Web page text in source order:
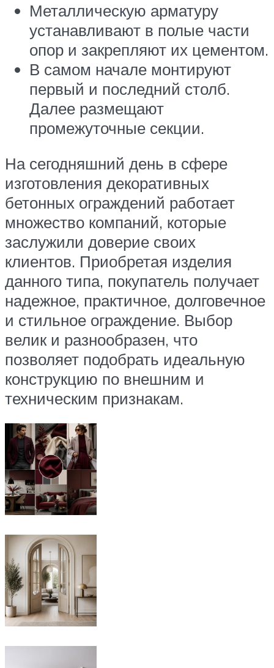
Металлическую арматуру
устанавливают в полые части
опор и закрепляют их цементом.
В самом начале монтируют
первый и последний столб.
Далее размещают
промежуточные секции.
На сегодняшний день в сфере
изготовления декоративных
бетонных ограждений работает
множество компаний, которые
заслужили доверие своих
клиентов. Приобретая изделия
данного типа, покупатель получает
надежное, практичное, долговечное
и стильное ограждение. Выбор
велик и разнообразен, что
позволяет подобрать идеальную
конструкцию по внешним и
техническим признакам.